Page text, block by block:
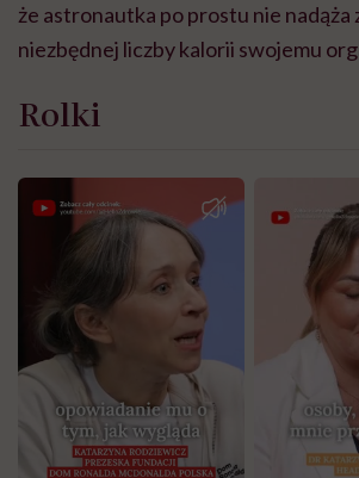
że astronautka po prostu nie nadąża
niezbędnej liczby kalorii swojemu
Rolki